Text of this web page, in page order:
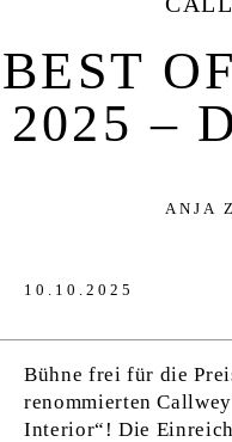
BEST
BEST
2025 –
ANJA
10.10.2025
Bühne frei für die
renommierten
Interior“! Die